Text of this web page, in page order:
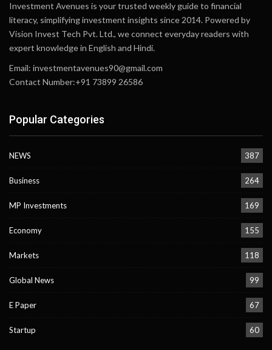
Investment Avenues is your trusted weekly guide to financial
literacy, simplifying investment insights since 2014. Powered by
Vision Invest Tech Pvt. Ltd., we connect everyday readers with
expert knowledge in English and Hindi.
Email: investmentavenues90@gmail.com
Contact Number:+91 73899 26586
Popular Categories
NEWS 387
Business 264
MP Investments 169
Economy 155
Markets 118
Global News 99
E Paper 67
Startup 60